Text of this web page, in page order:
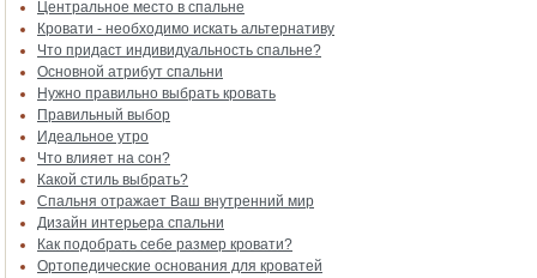
Центральное место в спальне
Кровати - необходимо искать альтернативу
Что придаст индивидуальность спальне?
Основной атрибут спальни
Нужно правильно выбрать кровать
Правильный выбор
Идеальное утро
Что влияет на сон?
Какой стиль выбрать?
Спальня отражает Ваш внутренний мир
Дизайн интерьера спальни
Как подобрать себе размер кровати?
Ортопедические основания для кроватей